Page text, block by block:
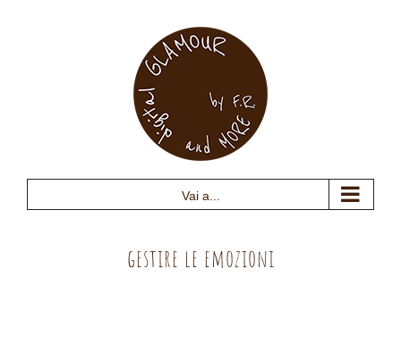
Vai a...
gestire le emozioni